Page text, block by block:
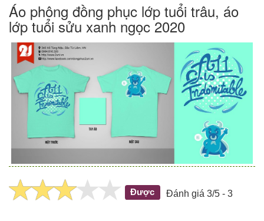
Áo phông đồng phục lớp tuổi trâu, áo
lớp tuổi sửu xanh ngọc 2020
Được Đánh giá 3/5 - 3